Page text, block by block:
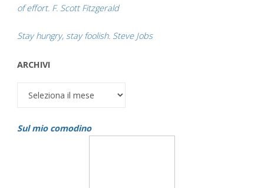
of effort. F. Scott Fitzgerald
Stay hungry, stay foolish. Steve Jobs
ARCHIVI
Sul mio comodino